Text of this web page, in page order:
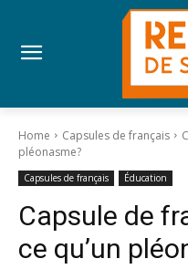
Home Capsules de français
pléonasme?
Capsules de français Éducation
Capsule de
ce qu’un